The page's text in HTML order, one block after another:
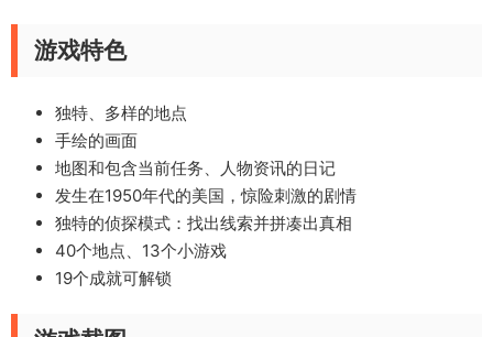
游戏特色
独特、多样的地点
手绘的画面
地图和包含当前任务、人物资讯的日记
发生在1950年代的美国，惊险刺激的剧情
独特的侦探模式：找出线索并拼凑出真相
40个地点、13个小游戏
19个成就可解锁